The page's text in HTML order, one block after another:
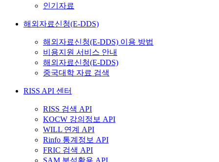
인기자료
해외자료신청(E-DDS)
해외자료신청(E-DDS) 이용 방법
비용지원 서비스 안내
해외자료신청(E-DDS)
중국대학 자료 검색
RISS API 센터
RISS 검색 API
KOCW 강의정보 API
WILL 연계 API
Rinfo 통계정보 API
FRIC 검색 API
SAM 분석활용 API